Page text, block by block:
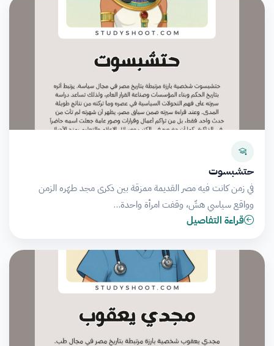
حتشبسوت
في زمن كانت فيه مصر القديمة ممزقة بين ذكرى مجد طهّره الزمن
وواقع سياسي هشّ، وقفت امرأة واحدة…
قراءة التفاصيل